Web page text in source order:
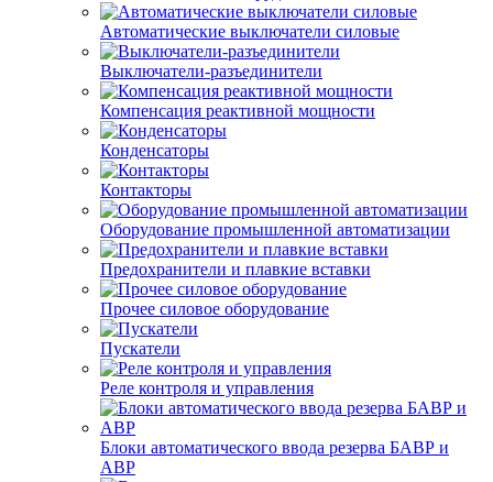
Автоматические выключатели cиловые
Выключатели-разъединители
Компенсация реактивной мощности
Конденсаторы
Контакторы
Оборудование промышленной автоматизации
Предохранители и плавкие вставки
Прочее силовое оборудование
Пускатели
Реле контроля и управления
Блоки автоматического ввода резерва БАВР и
АВР